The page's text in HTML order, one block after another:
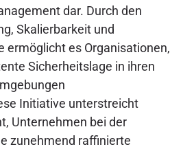
dar. Durch den
Skalierbarkeit und
ermöglicht es Organisationen,
Sicherheitslage in ihren
Initiative unterstreicht
Unternehmen bei der
zunehmend raffinierte